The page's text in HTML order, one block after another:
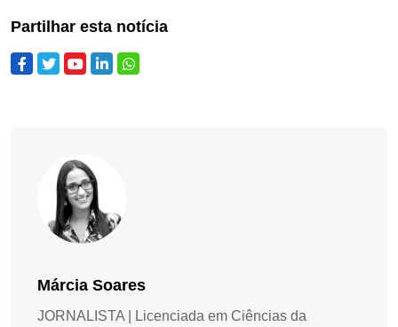
Partilhar esta notícia
Márcia Soares
JORNALISTA | Licenciada em Ciências da